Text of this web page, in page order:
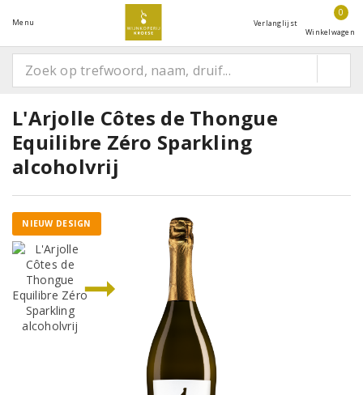
Menu Verlanglijst
0
Winkelwagen
L'Arjolle Côtes de Thongue
Equilibre Zéro Sparkling
alcoholvrij
NIEUW DESIGN